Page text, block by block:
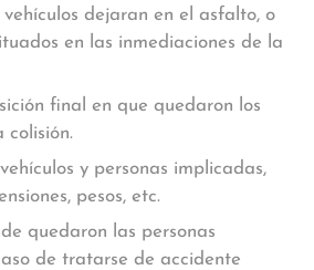
dejaran en el asfalto, o
en las inmediaciones de la
final en que quedaron los
colisión.
y personas implicadas,
pesos, etc.
quedaron las personas
de tratarse de accidente